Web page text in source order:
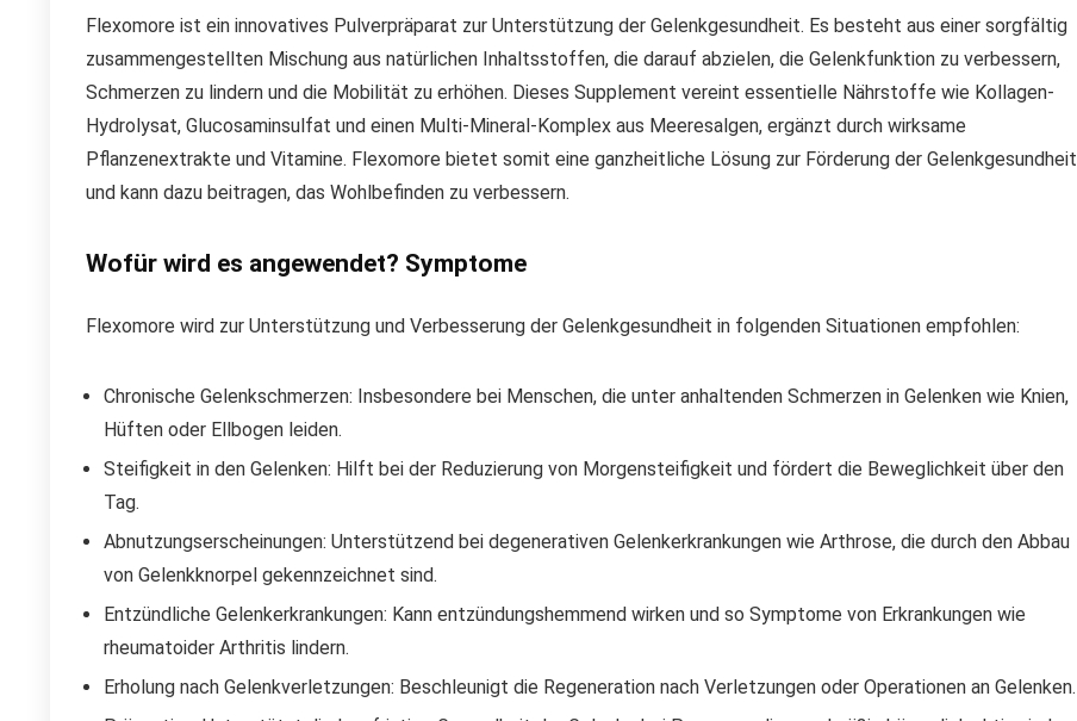
Flexomore ist ein innovatives Pulverpräparat zur Unterstützung der Gelenkgesundheit. Es besteht aus einer sorgfältig
zusammengestellten Mischung aus natürlichen Inhaltsstoffen, die darauf abzielen, die Gelenkfunktion zu verbessern,
Schmerzen zu lindern und die Mobilität zu erhöhen. Dieses Supplement vereint essentielle Nährstoffe wie Kollagen-
Hydrolysat, Glucosaminsulfat und einen Multi-Mineral-Komplex aus Meeresalgen, ergänzt durch wirksame
Pflanzenextrakte und Vitamine. Flexomore bietet somit eine ganzheitliche Lösung zur Förderung der Gelenkgesundheit
und kann dazu beitragen, das Wohlbefinden zu verbessern.
Wofür wird es angewendet? Symptome
Flexomore wird zur Unterstützung und Verbesserung der Gelenkgesundheit in folgenden Situationen empfohlen:
Chronische Gelenkschmerzen: Insbesondere bei Menschen, die unter anhaltenden Schmerzen in Gelenken wie Knien,
Hüften oder Ellbogen leiden.
Steifigkeit in den Gelenken: Hilft bei der Reduzierung von Morgensteifigkeit und fördert die Beweglichkeit über den
Tag.
Abnutzungserscheinungen: Unterstützend bei degenerativen Gelenkerkrankungen wie Arthrose, die durch den Abbau
von Gelenkknorpel gekennzeichnet sind.
Entzündliche Gelenkerkrankungen: Kann entzündungshemmend wirken und so Symptome von Erkrankungen wie
rheumatoider Arthritis lindern.
Erholung nach Gelenkverletzungen: Beschleunigt die Regeneration nach Verletzungen oder Operationen an Gelenken.